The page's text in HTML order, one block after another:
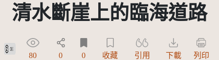
清水斷崖上的臨海道路
公眾領域貢獻宣告(CC0)
80 0 0 收藏 引用 下載 列印